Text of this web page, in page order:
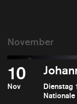
10
Nov
Dienstag